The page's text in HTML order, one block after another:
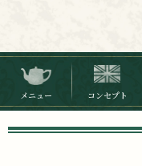
メニュー コンセプト